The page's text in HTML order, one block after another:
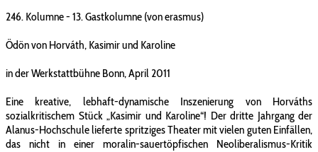
246. Kolumne - 13. Gastkolumne (von erasmus)
Ödön von Horváth, Kasimir und Karoline
in der Werkstattbühne Bonn, April 2011
Eine kreative, lebhaft-dynamische Inszenierung von Horváths
sozialkritischem Stück „Kasimir und Karoline“! Der dritte Jahrgang der
Alanus-Hochschule lieferte spritziges Theater mit vielen guten Einfällen,
das nicht in einer moralin-sauertöpfischen Neoliberalismus-Kritik